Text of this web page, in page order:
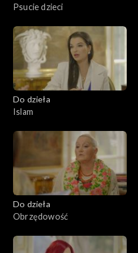
Psucie dzieci
Do dzieła
Islam
Do dzieła
Obrzędowość